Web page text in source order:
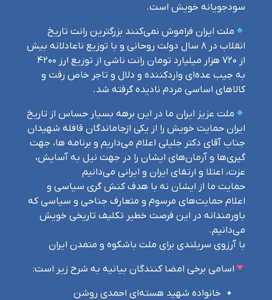
سودجویانه خویش است.
ملت ایران فراموش نمی‌کنند بزرگترین رانت تاریخ
انقلاب در ۸ سال دولت روحانی و با توزیع ناعادلانه بیش
از ۷۲۰ هزار میلیارد تومان رانت ناشی از توزیع ارز ۴۲۰۰
به جیب عده‌ای واردکننده و دلال و تاجر خاص رفت و
کالا‌های اساسی مردم نادیده گرفته شد.
ملت عزیز ایران ما در این برهه بسیار حساس از تاریخ
ایران حمایت خویش را از یکی ازجاماندگان قافله شهیدان
جناب آقای دکتر جلیلی اعلام می‌داریم و برنامه ها، جهت
گیری‌ها و آرمان‌های ایشان را در جهت نیل به آسایش،
عزت، اعتلا و ارتقای ایران و ایرانی می‌دانیم
حمایت ما از ایشان نه با هدف کنش گری سیاسی و
اعلام حمایت‌های مرسوم و متعارف جناحی و سیاسی که
باورمندانه در این فرصت خطیر تکلیف تاریخی خویش
می‌دانیم.
با آرزوی سربلندی برای ملت باشکوه و متمدن ایران
اسامی برخی امضا کنندگان بیانیه به شرح زیر است:
خانواده شهید هسته‌ای احمدی روشن